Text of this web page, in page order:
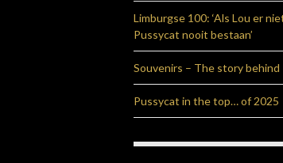
Limburgse 100: ‘Als Lou er
Pussycat nooit bestaan’
Souvenirs – The story
Pussycat in the top… of 2025